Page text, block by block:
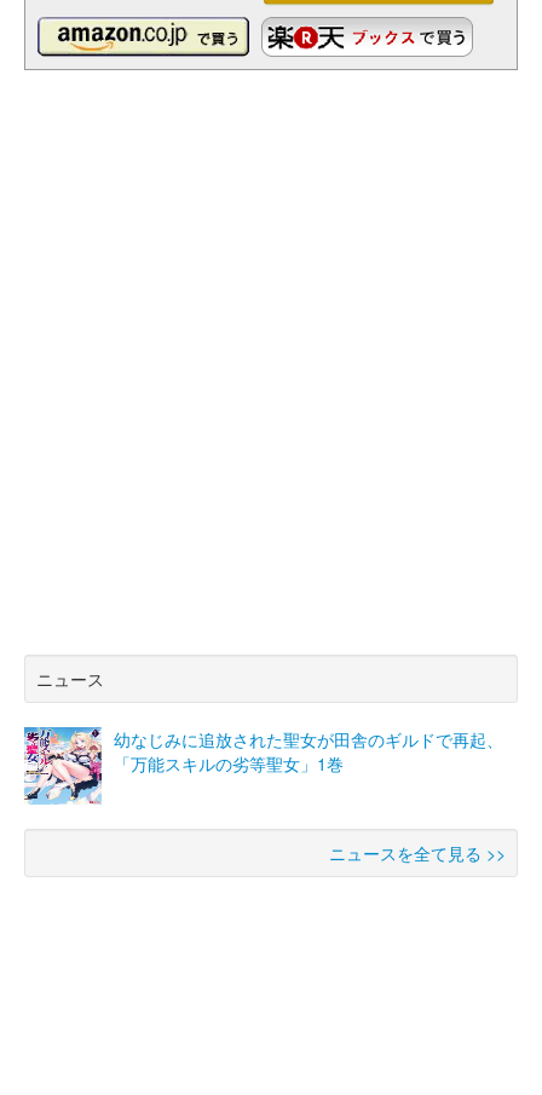
ニュース
幼なじみに追放された聖女が田舎のギルドで再起、
「万能スキルの劣等聖女」1巻
ニュースを全て見る >>